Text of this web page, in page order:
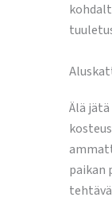
Älä
paikan